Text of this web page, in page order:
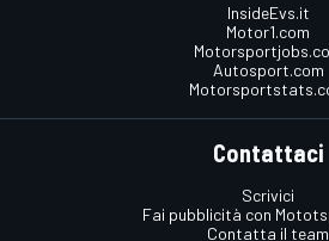
InsideEvs.it
Motor1.com
Autosport.com
Contattaci
Scrivici
Fai pubblicità con
Contatta il team